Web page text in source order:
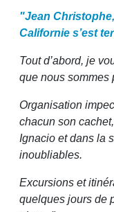
"Jean
Californie s’est
Tout d’abord, je
que nous sommes
Organisation
chacun son
Ignacio et dans la
inoubliables.
Excursions et
quelques jours de